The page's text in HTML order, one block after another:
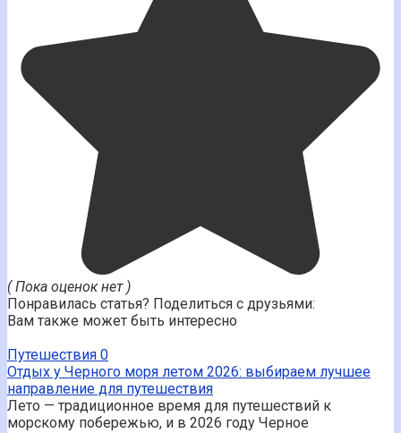
( Пока оценок нет )
Понравилась статья? Поделиться с друзьями:
Вам также может быть интересно
Путешествия 0
Отдых у Черного моря летом 2026: выбираем лучшее
направление для путешествия
Лето — традиционное время для путешествий к
морскому побережью, и в 2026 году Черное